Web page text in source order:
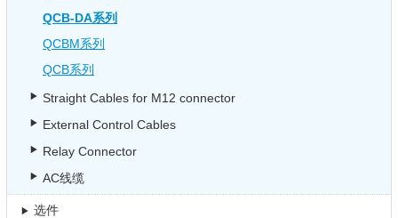
QCB-DA系列
QCBM系列
QCB系列
Straight Cables for M12 connector
External Control Cables
Relay Connector
AC线缆
选件